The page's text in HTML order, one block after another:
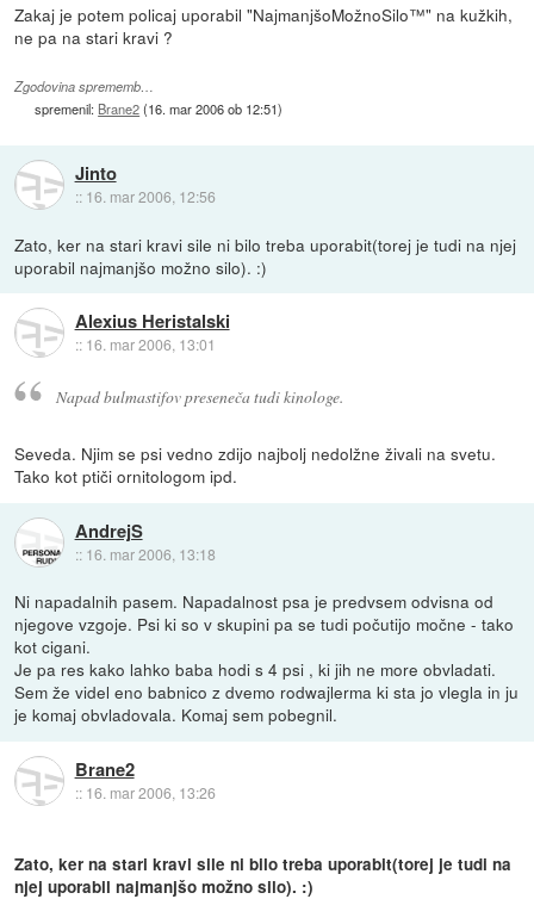
Zakaj je potem policaj uporabil "NajmanjšoMožnoSilo™" na kužkih,
ne pa na stari kravi ?
Zgodovina sprememb…
spremenil: Brane2(16. mar 2006 ob 12:51)
Jinto
:: 16. mar 2006, 12:56
Zato, ker na stari kravi sile ni bilo treba uporabit(torej je tudi na njej
uporabil najmanjšo možno silo). :)
Alexius Heristalski
:: 16. mar 2006, 13:01
Napad bulmastifov preseneča tudi kinologe.
Seveda. Njim se psi vedno zdijo najbolj nedolžne živali na svetu.
Tako kot ptiči ornitologom ipd.
AndrejS
:: 16. mar 2006, 13:18
Ni napadalnih pasem. Napadalnost psa je predvsem odvisna od
njegove vzgoje. Psi ki so v skupini pa se tudi počutijo močne - tako
kot cigani.
Je pa res kako lahko baba hodi s 4 psi , ki jih ne more obvladati.
Sem že videl eno babnico z dvemo rodwajlerma ki sta jo vlegla in ju
je komaj obvladovala. Komaj sem pobegnil.
Brane2
:: 16. mar 2006, 13:26
Zato, ker na stari kravi sile ni bilo treba uporabit(torej je tudi na
njej uporabil najmanjšo možno silo). :)